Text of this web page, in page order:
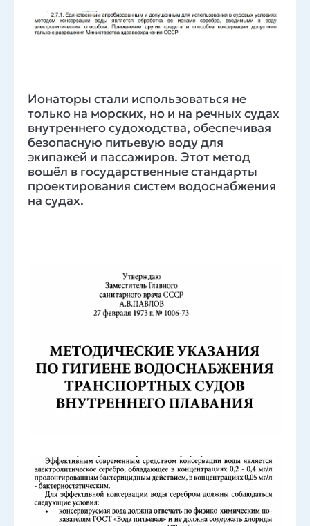
Ионаторы стали использоваться не
только на морских, но и на речных судах
внутреннего судоходства, обеспечивая
безопасную питьевую воду для
экипажей и пассажиров. Этот метод
вошёл в государственные стандарты
проектирования систем водоснабжения
на судах.